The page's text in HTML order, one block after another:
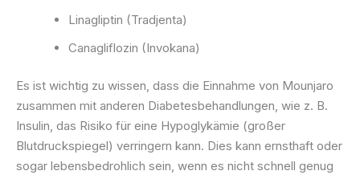
Linagliptin (Tradjenta)
Canagliflozin (Invokana)
Es ist wichtig zu wissen, dass die Einnahme von Mounjaro
zusammen mit anderen Diabetesbehandlungen, wie z. B.
Insulin, das Risiko für eine Hypoglykämie (großer
Blutdruckspiegel) verringern kann. Dies kann ernsthaft oder
sogar lebensbedrohlich sein, wenn es nicht schnell genug